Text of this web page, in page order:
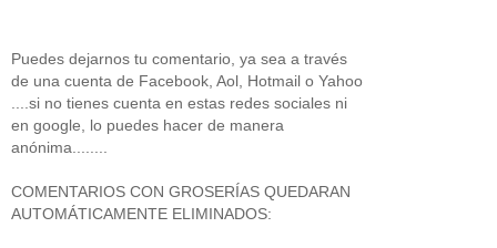
Puedes dejarnos tu comentario, ya sea a través
de una cuenta de Facebook, Aol, Hotmail o Yahoo
....si no tienes cuenta en estas redes sociales ni
en google, lo puedes hacer de manera
anónima........
COMENTARIOS CON GROSERÍAS QUEDARAN
AUTOMÁTICAMENTE ELIMINADOS: